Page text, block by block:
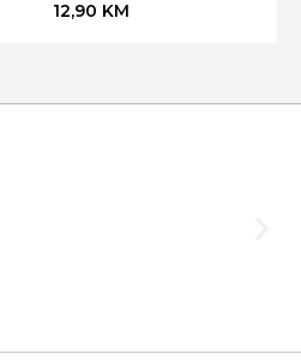
12,90 KM